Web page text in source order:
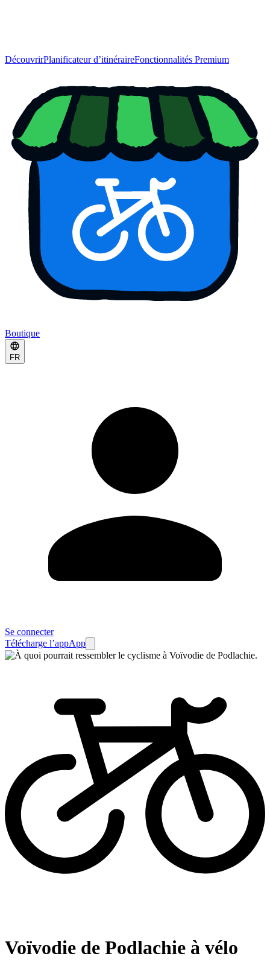
DécouvrirPlanificateur d’itinéraireFonctionnalités Premium
Boutique
FR
Se connecter
Télécharge l’appApp
Voïvodie de Podlachie à vélo